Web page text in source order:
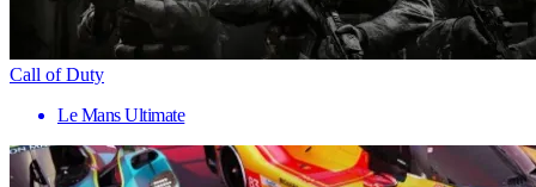
Call of Duty
Le Mans Ultimate